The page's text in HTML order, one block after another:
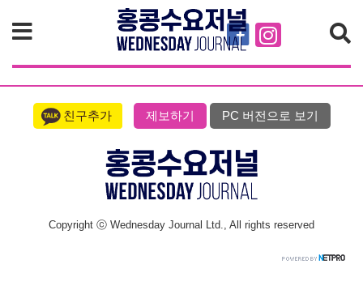
친구추가 제보하기 PC 버전으로 보기
Copyright ⓒ Wednesday Journal Ltd., All rights reserved